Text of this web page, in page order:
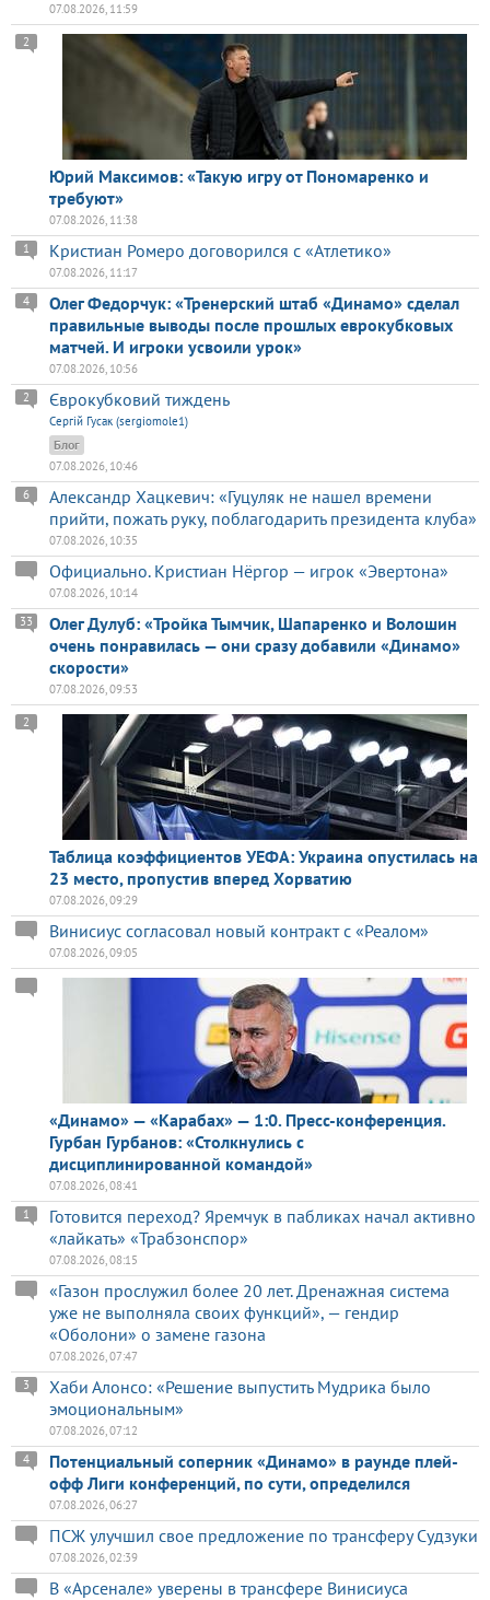
07.08.2026, 11:59
Юрий Максимов: «Такую игру от Пономаренко и
требуют»
2
07.08.2026, 11:38
Кристиан Ромеро договорился с «Атлетико»
1
07.08.2026, 11:17
Олег Федорчук: «Тренерский штаб «Динамо» сделал
правильные выводы после прошлых еврокубковых
матчей. И игроки усвоили урок»
4
07.08.2026, 10:56
Єврокубковий тиждень
2
Сергій Гусак (sergiomole1)
Блог
07.08.2026, 10:46
Александр Хацкевич: «Гуцуляк не нашел времени
прийти, пожать руку, поблагодарить президента клуба»
6
07.08.2026, 10:35
Официально. Кристиан Нёргор — игрок «Эвертона»
07.08.2026, 10:14
Олег Дулуб: «Тройка Тымчик, Шапаренко и Волошин
очень понравилась — они сразу добавили «Динамо»
скорости»
33
07.08.2026, 09:53
Таблица коэффициентов УЕФА: Украина опустилась на
23 место, пропустив вперед Хорватию
2
07.08.2026, 09:29
Винисиус согласовал новый контракт с «Реалом»
07.08.2026, 09:05
«Динамо» — «Карабах» — 1:0. Пресс-конференция.
Гурбан Гурбанов: «Столкнулись с
дисциплинированной командой»
07.08.2026, 08:41
Готовится переход? Яремчук в пабликах начал активно
«лайкать» «Трабзонспор»
1
07.08.2026, 08:15
«Газон прослужил более 20 лет. Дренажная система
уже не выполняла своих функций», — гендир
«Оболони» о замене газона
07.08.2026, 07:47
Хаби Алонсо: «Решение выпустить Мудрика было
эмоциональным»
3
07.08.2026, 07:12
Потенциальный соперник «Динамо» в раунде плей-
офф Лиги конференций, по сути, определился
4
07.08.2026, 06:27
ПСЖ улучшил свое предложение по трансферу Судзуки
07.08.2026, 02:39
В «Арсенале» уверены в трансфере Винисиуса